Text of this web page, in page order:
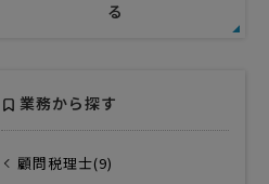
る
業務から探す
顧問税理士(9)